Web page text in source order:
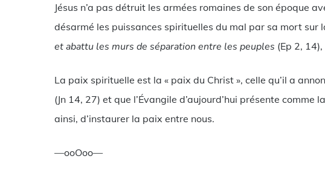
Jésus n’a pas détruit les armées romaines de son époque
désarmé les puissances spirituelles du mal par sa mort sur
et abattu les murs de séparation entre les peuples (Ep 2,
La paix spirituelle est la « paix du Christ », celle qu’il a
(Jn 14, 27) et que l’Évangile d’aujourd’hui présente
ainsi, d’instaurer la paix entre nous.
—ooOoo—